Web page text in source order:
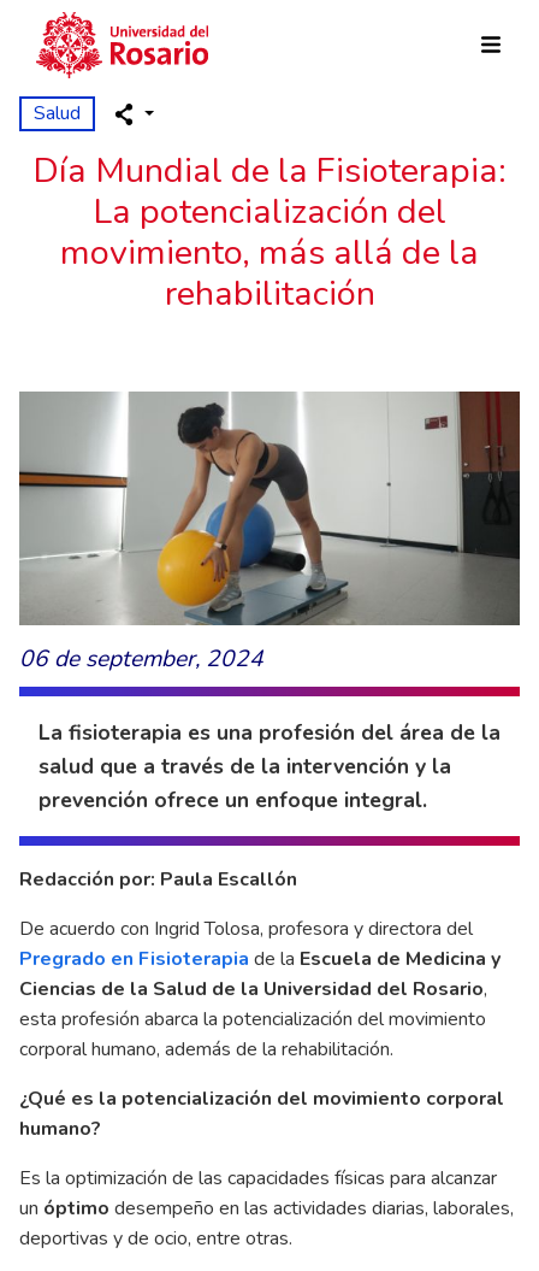
Skip to main content
Salud
Día Mundial de la Fisioterapia:
La potencialización del
movimiento, más allá de la
rehabilitación
06 de september, 2024
La fisioterapia es una profesión del área de la
salud que a través de la intervención y la
prevención ofrece un enfoque integral.
Redacción por: Paula Escallón
De acuerdo con Ingrid Tolosa, profesora y directora del
Pregrado en Fisioterapia de la Escuela de Medicina y
Ciencias de la Salud de la Universidad del Rosario,
esta profesión abarca la potencialización del movimiento
corporal humano, además de la rehabilitación.
¿Qué es la potencialización del movimiento corporal
humano?
Es la optimización de las capacidades físicas para alcanzar
un óptimo desempeño en las actividades diarias, laborales,
deportivas y de ocio, entre otras.